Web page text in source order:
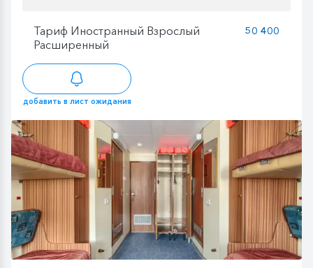
Тариф Иностранный Взрослый
Расширенный
50 400
добавить в лист ожидания